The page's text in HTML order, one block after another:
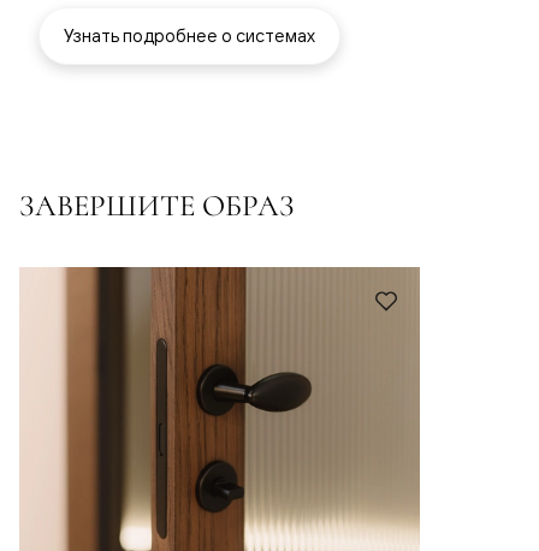
Узнать подробнее о системах
ЗАВЕРШИТЕ ОБРАЗ